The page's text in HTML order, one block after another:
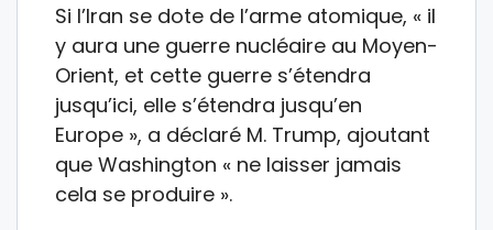
Si l’Iran se dote de l’arme atomique, « il
y aura une guerre nucléaire au Moyen-
Orient, et cette guerre s’étendra
jusqu’ici, elle s’étendra jusqu’en
Europe », a déclaré M. Trump, ajoutant
que Washington « ne laisser jamais
cela se produire ».